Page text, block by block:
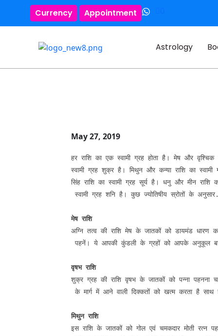
Currency Appointment
Astrology
May 27, 2019
हर राशि का एक स्वामी ग्रह होता है। मेष और
स्वामी ग्रह शुक्र है। मिथुन और कन्या राशि का
सिंह राशि का स्वामी ग्रह सूर्य है। धनु और मीन
स्वामी ग्रह शनि है। कुछ ज्योतिषीय स्रोतों के
मेष राशि
अग्नि तत्व की राशि मेष के जातकों को डायमंड धारण
पहनें। ये आपकी कुंडली के ग्रहों को आपके अनुकूल
वृषभ राशि
शुक्र ग्रह की राशि वृषभ के जातकों को पन्ना
के मार्ग में आने वाली दिक्कतों को खत्म करता है साथ
मिथुन राशि
इस राशि के जातकों को गोल एवं चमकदार मोती रत्न